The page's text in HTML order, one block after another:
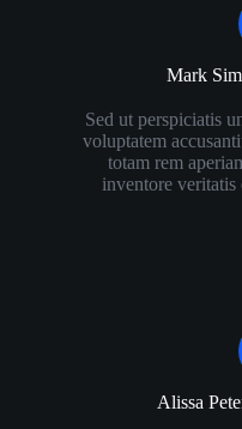
Mark
Sed ut perspiciatis
voluptatem
totam rem
inventore veritatis
Alissa